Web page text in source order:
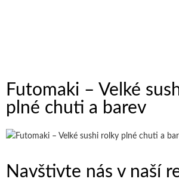
Futomaki – Velké
plné chuti a barev
Navštivte nás v naší